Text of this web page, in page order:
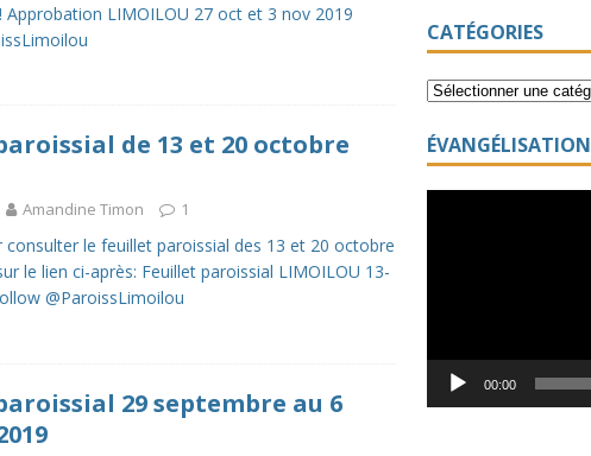
Approbation LIMOILOU 27 oct et 3 nov 2019
de 13 et 20 octobre
Amandine Timon 1
le feuillet paroissial des 13 et 20 octobre
le lien ci-après: Feuillet paroissial LIMOILOU 13-
@ParoissLimoilou
29 septembre au 6
CATÉGORIES
ÉVANGÉLISATION
00:00